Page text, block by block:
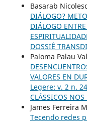
Basarab
DIÁLOGO?
DIÁLOGO
DOSSIÊ
Paloma Palau
VALORES EN
Legere: v. 2 n.
CLÁSSICOS
James Ferreira
Tecendo redes